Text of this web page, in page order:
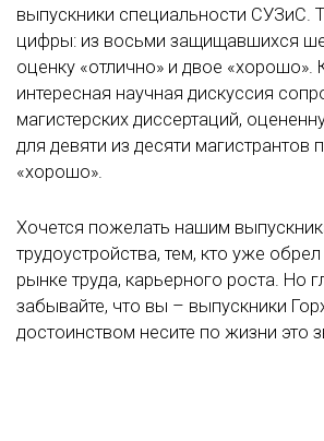
выпускники специальности СУЗиС.
цифры: из восьми защищавшихся
оценку «отлично» и двое «хорошо».
интересная научная дискуссия
магистерских диссертаций,
для девяти из десяти магистрантов
«хорошо».
Хочется пожелать нашим
трудоустройства, тем, кто уже
рынке труда, карьерного роста. Но
забывайте, что вы – выпускники
достоинством несите по жизни это